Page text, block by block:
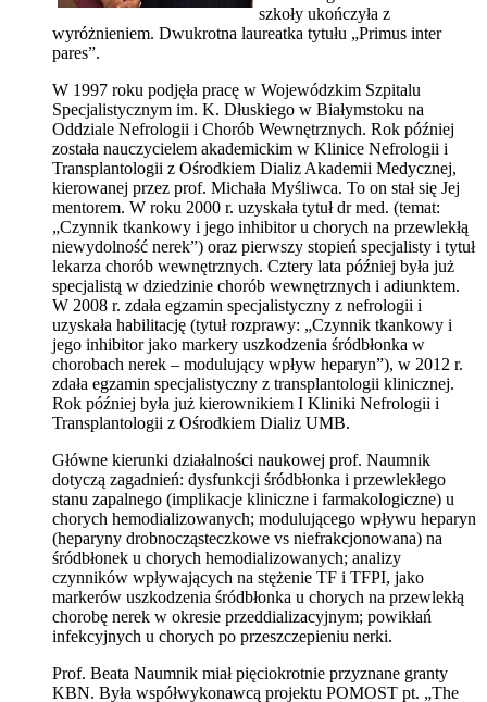
szkoły ukończyła z
wyróżnieniem. Dwukrotna laureatka tytułu „Primus inter
pares”.
W 1997 roku podjęła pracę w Wojewódzkim Szpitalu
Specjalistycznym im. K. Dłuskiego w Białymstoku na
Oddziale Nefrologii i Chorób Wewnętrznych. Rok później
została nauczycielem akademickim w Klinice Nefrologii i
Transplantologii z Ośrodkiem Dializ Akademii Medycznej,
kierowanej przez prof. Michała Myśliwca. To on stał się Jej
mentorem. W roku 2000 r. uzyskała tytuł dr med. (temat:
„Czynnik tkankowy i jego inhibitor u chorych na przewlekłą
niewydolność nerek”) oraz pierwszy stopień specjalisty i tytuł
lekarza chorób wewnętrznych. Cztery lata później była już
specjalistą w dziedzinie chorób wewnętrznych i adiunktem.
W 2008 r. zdała egzamin specjalistyczny z nefrologii i
uzyskała habilitację (tytuł rozprawy: „Czynnik tkankowy i
jego inhibitor jako markery uszkodzenia śródbłonka w
chorobach nerek – modulujący wpływ heparyn”), w 2012 r.
zdała egzamin specjalistyczny z transplantologii klinicznej.
Rok później była już kierownikiem I Kliniki Nefrologii i
Transplantologii z Ośrodkiem Dializ UMB.
Główne kierunki działalności naukowej prof. Naumnik
dotyczą zagadnień: dysfunkcji śródbłonka i przewlekłego
stanu zapalnego (implikacje kliniczne i farmakologiczne) u
chorych hemodializowanych; modulującego wpływu heparyn
(heparyny drobnocząsteczkowe vs niefrakcjonowana) na
śródbłonek u chorych hemodializowanych; analizy
czynników wpływających na stężenie TF i TFPI, jako
markerów uszkodzenia śródbłonka u chorych na przewlekłą
chorobę nerek w okresie przeddializacyjnym; powikłań
infekcyjnych u chorych po przeszczepieniu nerki.
Prof. Beata Naumnik miał pięciokrotnie przyznane granty
KBN. Była współwykonawcą projektu POMOST pt. „The